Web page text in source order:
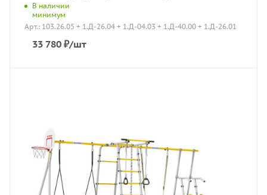
В наличии
минимум
Арт.: 103.26.05 + 1.Д-26.04 + 1.Д-04.03 + 1.Д-40.00 + 1.Д-26.01
33 780 ₽/шт